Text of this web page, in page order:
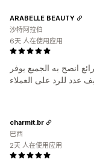
انصح به الجميع يوفر
عدد للرد على العملاء
ARABELLE BEAUTY
沙特阿拉伯
6天 人在使用应用
charmit.br
巴西
2天 人在使用应用